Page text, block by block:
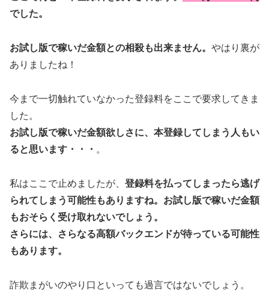
でした。
お試し版で稼いだ金額との相殺も出来ません。 やはり裏が
ありましたね！
今まで一切触れていなかった登録料をここで要求してきま
した。
お試し版で稼いだ金額欲しさに、本登録してしまう人もい
ると思います・・・ 。
私はここで止めましたが、 登録料を払ってしまったら逃げ
られてしまう可能性もありますね。 お試し版で稼いだ金額
もおそらく受け取れないでしょう。
さらには、さらなる高額バックエンドが待っている可能性
もあります。
詐欺まがいのやり口といっても過言ではないでしょう。